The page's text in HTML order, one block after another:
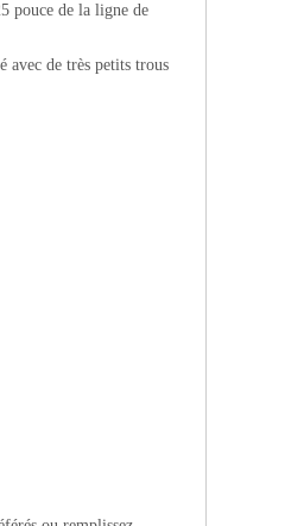
pouce de la ligne de
avec de très petits trous